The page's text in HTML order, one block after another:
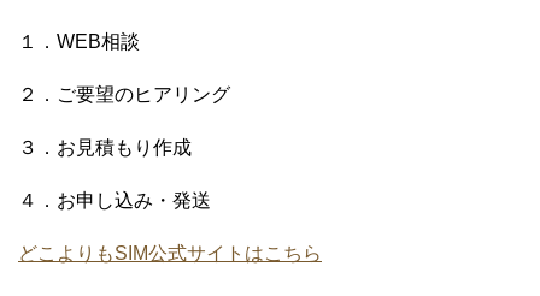
１．WEB相談
２．ご要望のヒアリング
３．お見積もり作成
４．お申し込み・発送
どこよりもSIM公式サイトはこちら